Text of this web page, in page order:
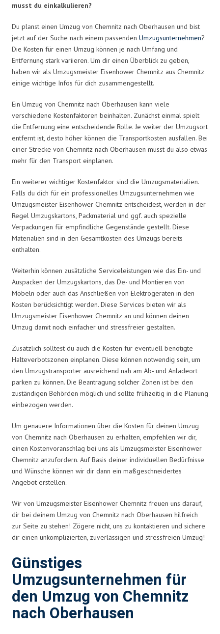
musst du einkalkulieren?
Du planst einen Umzug von Chemnitz nach Oberhausen und bist
jetzt auf der Suche nach einem passenden Umzugsunternehmen?
Die Kosten für einen Umzug können je nach Umfang und
Entfernung stark variieren. Um dir einen Überblick zu geben,
haben wir als Umzugsmeister Eisenhower Chemnitz aus Chemnitz
einige wichtige Infos für dich zusammengestellt.
Ein Umzug von Chemnitz nach Oberhausen kann viele
verschiedene Kostenfaktoren beinhalten. Zunächst einmal spielt
die Entfernung eine entscheidende Rolle. Je weiter der Umzugsort
entfernt ist, desto höher können die Transportkosten ausfallen. Bei
einer Strecke von Chemnitz nach Oberhausen musst du also etwas
mehr für den Transport einplanen.
Ein weiterer wichtiger Kostenfaktor sind die Umzugsmaterialien.
Falls du dich für ein professionelles Umzugsunternehmen wie
Umzugsmeister Eisenhower Chemnitz entscheidest, werden in der
Regel Umzugskartons, Packmaterial und ggf. auch spezielle
Verpackungen für empfindliche Gegenstände gestellt. Diese
Materialien sind in den Gesamtkosten des Umzugs bereits
enthalten.
Weiterhin können zusätzliche Serviceleistungen wie das Ein- und
Auspacken der Umzugskartons, das De- und Montieren von
Möbeln oder auch das Anschließen von Elektrogeräten in den
Kosten berücksichtigt werden. Diese Services bieten wir als
Umzugsmeister Eisenhower Chemnitz an und können deinen
Umzug damit noch einfacher und stressfreier gestalten.
Zusätzlich solltest du auch die Kosten für eventuell benötigte
Halteverbotszonen einplanen. Diese können notwendig sein, um
den Umzugstransporter ausreichend nah am Ab- und Anladeort
parken zu können. Die Beantragung solcher Zonen ist bei den
zuständigen Behörden möglich und sollte frühzeitig in die Planung
einbezogen werden.
Um genauere Informationen über die Kosten für deinen Umzug
von Chemnitz nach Oberhausen zu erhalten, empfehlen wir dir,
einen Kostenvoranschlag bei uns als Umzugsmeister Eisenhower
Chemnitz anzufordern. Auf Basis deiner individuellen Bedürfnisse
und Wünsche können wir dir dann ein maßgeschneidertes
Angebot erstellen.
Wir von Umzugsmeister Eisenhower Chemnitz freuen uns darauf,
dir bei deinem Umzug von Chemnitz nach Oberhausen hilfreich
zur Seite zu stehen! Zögere nicht, uns zu kontaktieren und sichere
dir einen unkomplizierten, zuverlässigen und stressfreien Umzug!
Günstiges
Umzugsunternehmen für
den Umzug von Chemnitz
nach Oberhausen